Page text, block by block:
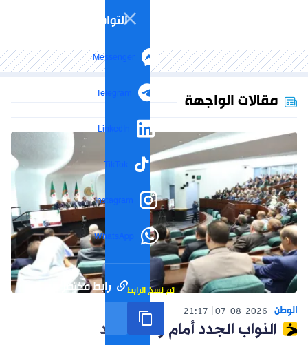
التواصل الاجتماعي
Messenger
Telegram
LinkedIn
TikTok
Instagram
WhatsApp
رابط مختصر تم نسخ الرابط
مقالات الواجهة
الوطن 07-08-2026
21:17
النواب الجدد أمام واقع جديد